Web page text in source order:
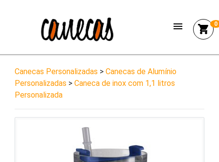
menu 0
shopping_cart
Canecas Personalizadas > Canecas de Alumínio
Personalizadas > Caneca de inox com 1,1 litros
Personalizada